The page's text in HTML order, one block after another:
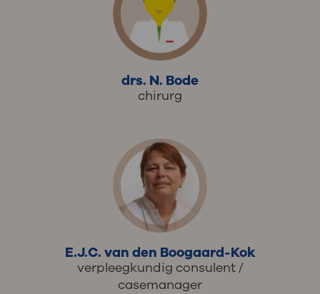
drs. N. Bode
chirurg
E.J.C. van den Boogaard-Kok
verpleegkundig consulent /
casemanager